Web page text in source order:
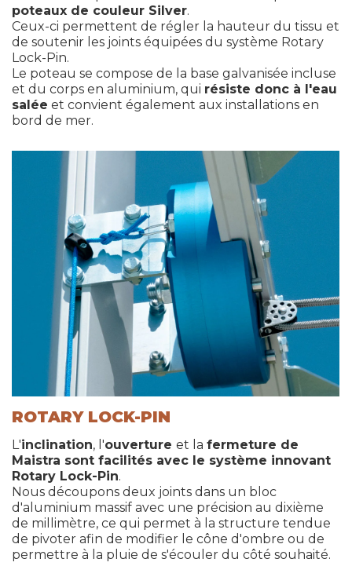
poteaux de couleur Silver.
Ceux-ci permettent de régler la hauteur du tissu et
de soutenir les joints équipées du système Rotary
Lock-Pin.
Le poteau se compose de la base galvanisée incluse
et du corps en aluminium, qui résiste donc à l'eau
salée et convient également aux installations en
bord de mer.
ROTARY LOCK-PIN
L'inclination, l'ouverture et la fermeture de
Maistra sont facilités avec le système innovant
Rotary Lock-Pin.
Nous découpons deux joints dans un bloc
d'aluminium massif avec une précision au dixième
de millimètre, ce qui permet à la structure tendue
de pivoter afin de modifier le cône d'ombre ou de
permettre à la pluie de s'écouler du côté souhaité.